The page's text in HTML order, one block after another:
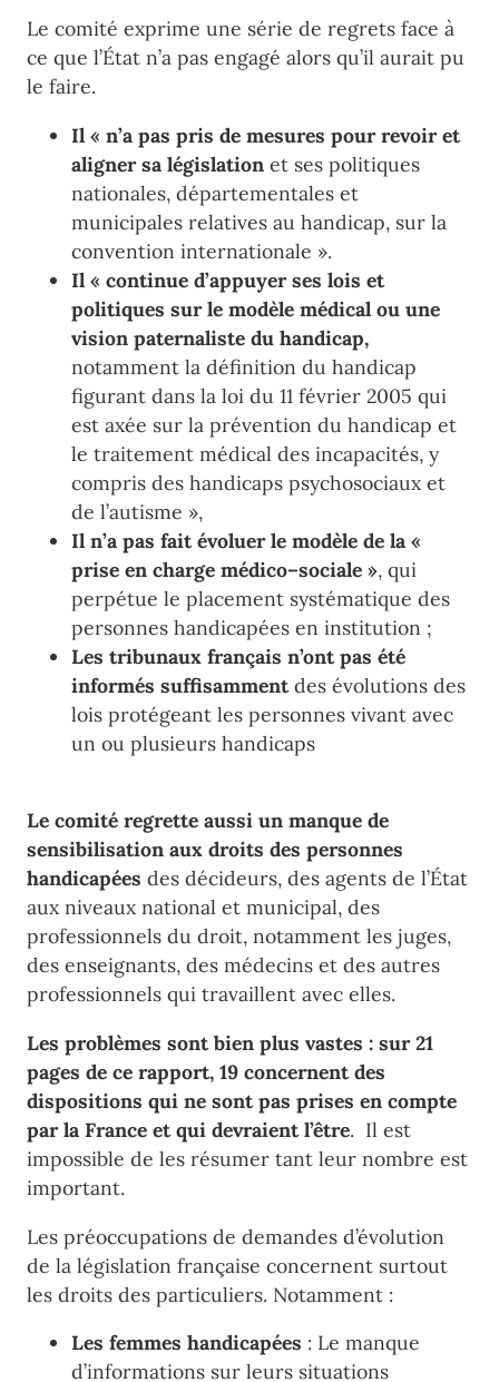
Le comité exprime une série de regrets face à
ce que l’État n’a pas engagé alors qu’il aurait pu
le faire.
Il « n’a pas pris de mesures pour revoir et
aligner sa législation et ses politiques
nationales, départementales et
municipales relatives au handicap, sur la
convention internationale ».
Il « continue d’appuyerses lois et
politiques sur le modèle médical ou une
vision paternaliste du handicap,
notamment la définition du handicap
figurant dans la loi du 11 février 2005 qui
est axée sur la prévention du handicap et
le traitement médical des incapacités, y
compris des handicaps psychosociaux et
de l’autisme »,
Il n’a pas fait évoluer le modèle de la «
prise en charge médico–sociale », qui
perpétue le placement systématique des
personnes handicapées en institution ;
Les tribunaux français n’ont pas été
informés suffisammentdes évolutions des
lois protégeant les personnes vivant avec
un ou plusieurs handicaps
Le comité regrette aussi un manque de
sensibilisation aux droits des personnes
handicapées des décideurs, des agents de l’État
aux niveaux national et municipal, des
professionnels du droit, notamment les juges,
des enseignants, des médecins et des autres
professionnels qui travaillent avec elles.
Les problèmes sont bien plus vastes : sur 21
pages de ce rapport, 19 concernent des
dispositions qui ne sont pas prises en compte
par la France et qui devraient l’être. Il est
impossible de les résumer tant leur nombre est
important.
Les préoccupations de demandes d’évolution
de la législation française concernent surtout
les droits des particuliers. Notamment :
Les femmes handicapées : Le manque
d’informations sur leurs situations